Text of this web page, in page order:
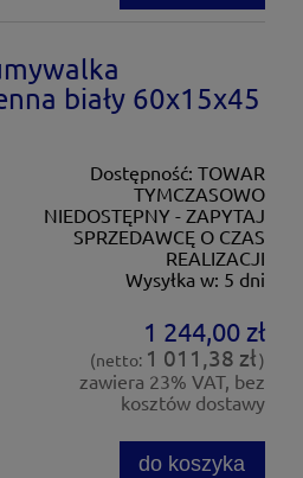
biały 60x15x45
Dostępność: TOWAR
TYMCZASOWO
NIEDOSTĘPNY - ZAPYTAJ
SPRZEDAWCĘ O CZAS
REALIZACJI
Wysyłka w: 5 dni
1 244,00 zł
(netto: 1 011,38 zł)
zawiera 23% VAT, bez
kosztów dostawy
do koszyka